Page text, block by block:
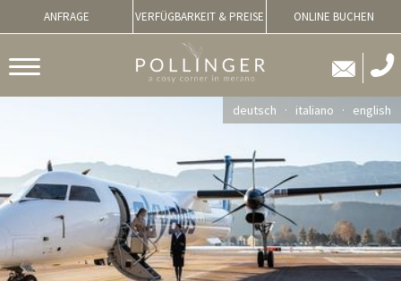
ANFRAGE VERFÜGBARKEIT & PREISE ONLINE BUCHEN
deutsch italiano english